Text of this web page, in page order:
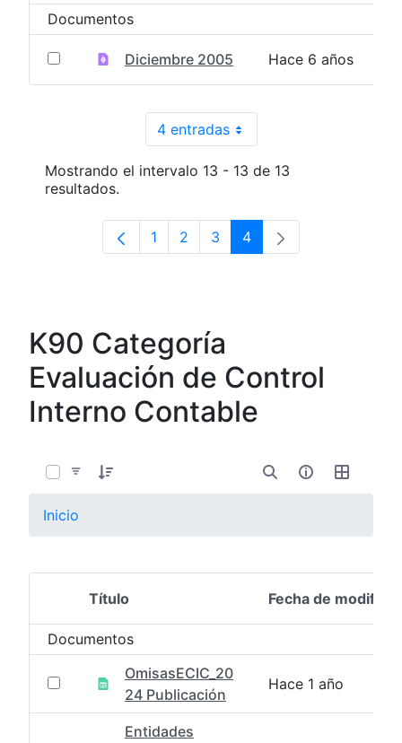
Documentos
Diciembre 2005 Hace 6 años
4 entradasPor página
Mostrando el intervalo 13 - 13 de 13
resultados.
Página
1 Página
2 Página
3 Página
4
K90 Categoría
Evaluación de Control
Interno Contable
Inicio
Selección del elemento
Título Fecha de
Documentos
OmisasECIC_20
24 Publicación
Hace 1 año
Entidades